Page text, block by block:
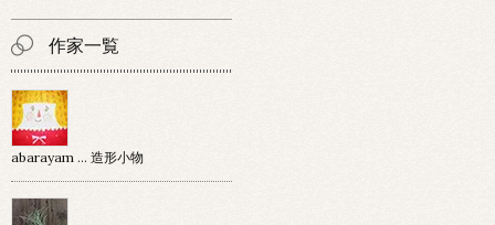
作家一覧
abarayam … 造形小物